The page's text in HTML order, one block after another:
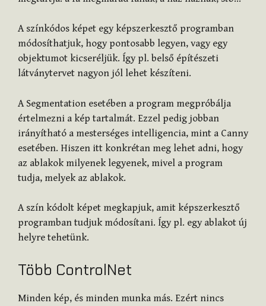
A színkódos képet egy képszerkesztő programban
módosíthatjuk, hogy pontosabb legyen, vagy egy
objektumot kicseréljük. Így pl. belső építészeti
látványtervet nagyon jól lehet készíteni.
A Segmentation esetében a program megpróbálja
értelmezni a kép tartalmát. Ezzel pedig jobban
irányítható a mesterséges intelligencia, mint a Canny
esetében. Hiszen itt konkrétan meg lehet adni, hogy
az ablakok milyenek legyenek, mivel a program
tudja, melyek az ablakok.
A szín kódolt képet megkapjuk, amit képszerkesztő
programban tudjuk módosítani. Így pl. egy ablakot új
helyre tehetünk.
Több ControlNet
Minden kép, és minden munka más. Ezért nincs